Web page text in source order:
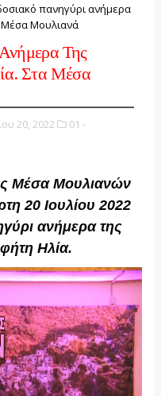
πανηγύρι ανήμερα
Μέσα Μουλιανά
Της
Στα Μέσα
20, 2022
01 -
Μέσα Μουλιανών
20 Ιουλίου 2022
ανήμερα της
Ηλία.